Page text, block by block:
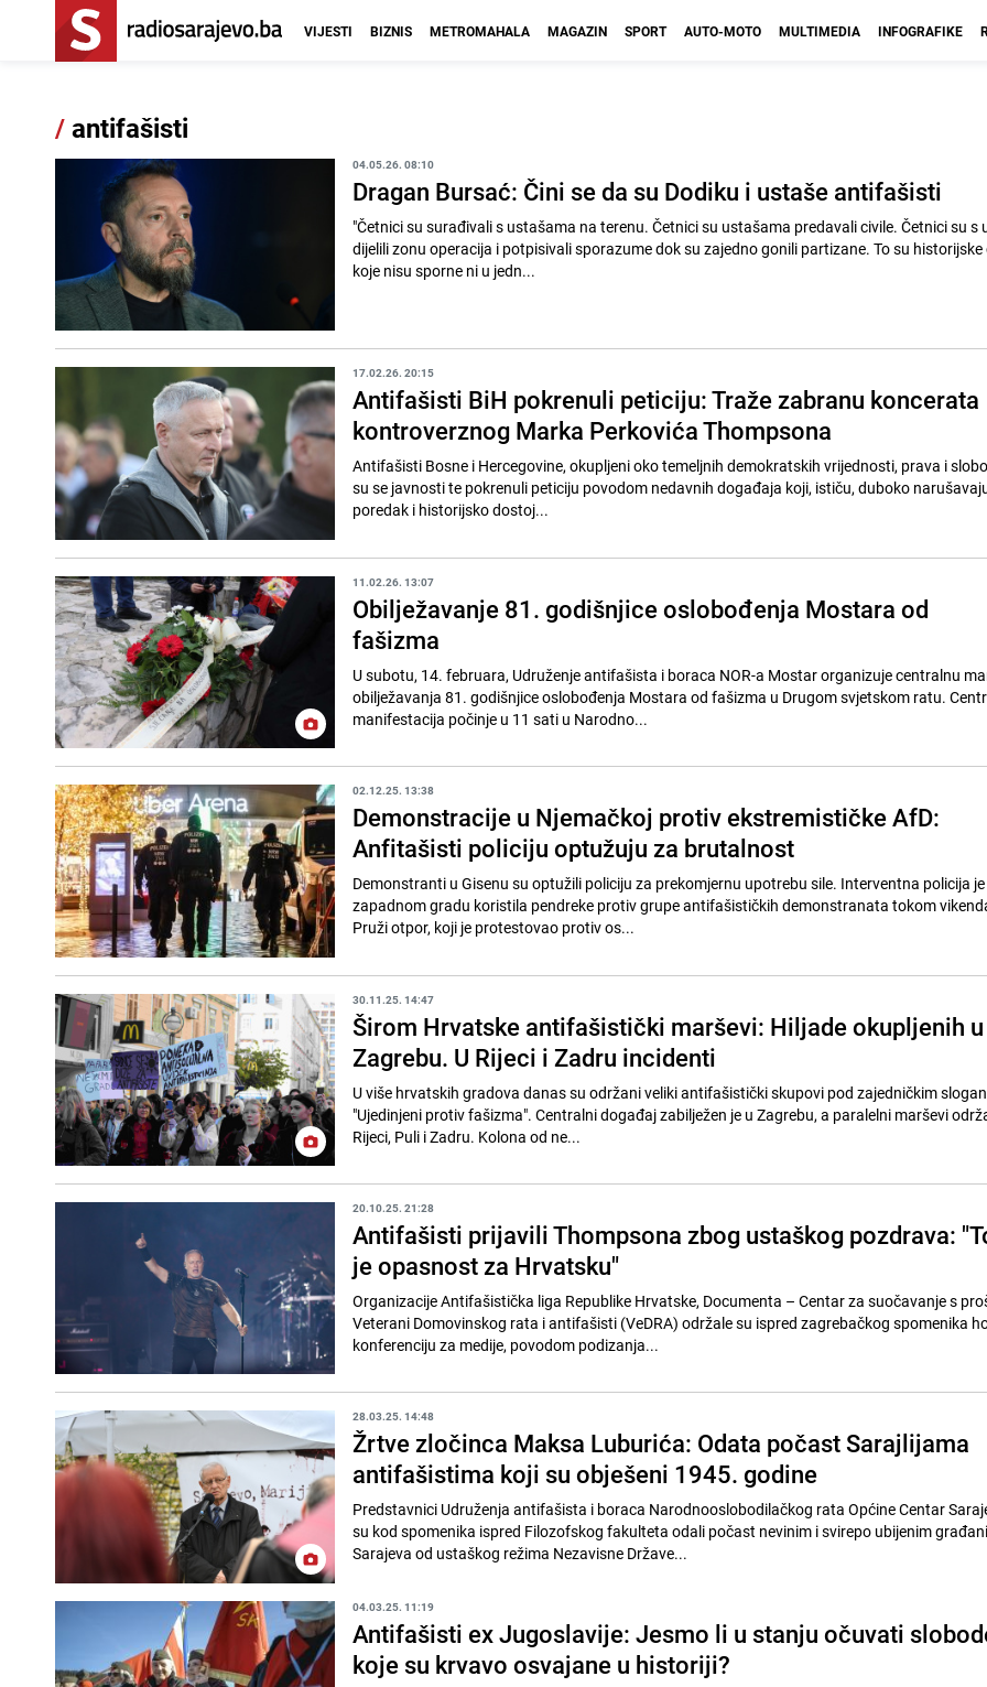
VIJESTI BIZNIS METROMAHALA MAGAZIN SPORT AUTO-MOTO MULTIMEDIA INFOGRAFIKE
/antifašisti
04.05.26. 08:10
Dragan Bursać: Čini se da su Dodiku i ustaše antifašisti
"Četnici su surađivali s ustašama na terenu. Četnici su ustašama predavali civile. Četnici su s
dijelili zonu operacija i potpisivali sporazume dok su zajedno gonili partizane. To su historijske
koje nisu sporne ni u jedn...
17.02.26. 20:15
Antifašisti BiH pokrenuli peticiju: Traže zabranu koncerata
kontroverznog Marka Perkovića Thompsona
Antifašisti Bosne i Hercegovine, okupljeni oko temeljnih demokratskih vrijednosti, prava i
su se javnosti te pokrenuli peticiju povodom nedavnih događaja koji, ističu, duboko
poredak i historijsko dostoj...
11.02.26. 13:07
Obilježavanje 81. godišnjice oslobođenja Mostara od
fašizma
U subotu, 14. februara, Udruženje antifašista i boraca NOR-a Mostar organizuje centralnu
obilježavanja 81. godišnjice oslobođenja Mostara od fašizma u Drugom svjetskom ratu.
manifestacija počinje u 11 sati u Narodno...
02.12.25. 13:38
Demonstracije u Njemačkoj protiv ekstremističke AfD:
Anfitašisti policiju optužuju za brutalnost
Demonstranti u Gisenu su optužili policiju za prekomjernu upotrebu sile. Interventna policija je
zapadnom gradu koristila pendreke protiv grupe antifašističkih demonstranata tokom
Pruži otpor, koji je protestovao protiv os...
30.11.25. 14:47
Širom Hrvatske antifašistički marševi: Hiljade okupljenih u
Zagrebu. U Rijeci i Zadru incidenti
U više hrvatskih gradova danas su održani veliki antifašistički skupovi pod zajedničkim
"Ujedinjeni protiv fašizma". Centralni događaj zabilježen je u Zagrebu, a paralelni marševi
Rijeci, Puli i Zadru. Kolona od ne...
20.10.25. 21:28
Antifašisti prijavili Thompsona zbog ustaškog pozdrava:
je opasnost za Hrvatsku"
Organizacije Antifašistička liga Republike Hrvatske, Documenta – Centar za suočavanje s
Veterani Domovinskog rata i antifašisti (VeDRA) održale su ispred zagrebačkog spomenika
konferenciju za medije, povodom podizanja...
28.03.25. 14:48
Žrtve zločinca Maksa Luburića: Odata počast Sarajlijama
antifašistima koji su obješeni 1945. godine
Predstavnici Udruženja antifašista i boraca Narodnooslobodilačkog rata Općine Centar
su kod spomenika ispred Filozofskog fakulteta odali počast nevinim i svirepo ubijenim
Sarajeva od ustaškog režima Nezavisne Države...
04.03.25. 11:19
Antifašisti ex Jugoslavije: Jesmo li u stanju očuvati
koje su krvavo osvajane u historiji?